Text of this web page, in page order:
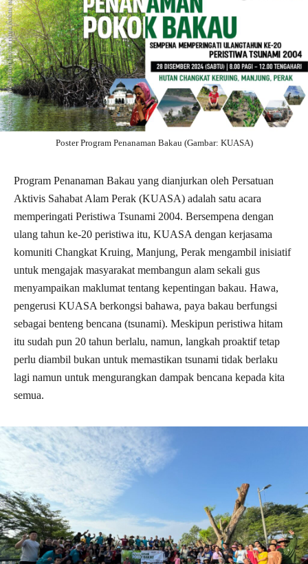
Poster Program Penanaman Bakau (Gambar: KUASA)
Program Penanaman Bakau yang dianjurkan oleh Persatuan
Aktivis Sahabat Alam Perak (KUASA) adalah satu acara
memperingati Peristiwa Tsunami 2004. Bersempena dengan
ulang tahun ke-20 peristiwa itu, KUASA dengan kerjasama
komuniti Changkat Kruing, Manjung, Perak mengambil inisiatif
untuk mengajak masyarakat membangun alam sekali gus
menyampaikan maklumat tentang kepentingan bakau. Hawa,
pengerusi KUASA berkongsi bahawa, paya bakau berfungsi
sebagai benteng bencana (tsunami). Meskipun peristiwa hitam
itu sudah pun 20 tahun berlalu, namun, langkah proaktif tetap
perlu diambil bukan untuk memastikan tsunami tidak berlaku
lagi namun untuk mengurangkan dampak bencana kepada kita
semua.